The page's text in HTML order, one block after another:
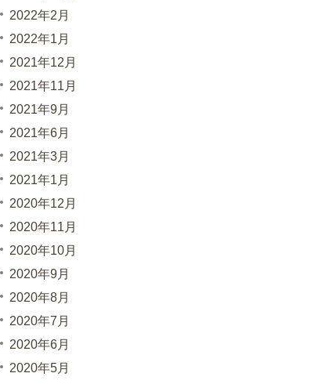
2022年2月
2022年1月
2021年12月
2021年11月
2021年9月
2021年6月
2021年3月
2021年1月
2020年12月
2020年11月
2020年10月
2020年9月
2020年8月
2020年7月
2020年6月
2020年5月